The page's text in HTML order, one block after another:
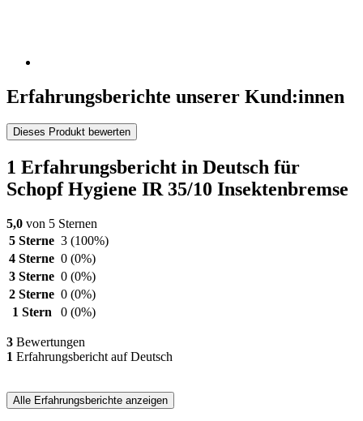
Erfahrungsberichte unserer Kund:innen
Dieses Produkt bewerten
1 Erfahrungsbericht in Deutsch für
Schopf Hygiene IR 35/10 Insektenbremse
5,0 von 5 Sternen
5 Sterne 3 (100%)
4 Sterne 0 (0%)
3 Sterne 0 (0%)
2 Sterne 0 (0%)
1 Stern
0 (0%)
3 Bewertungen
1 Erfahrungsbericht auf Deutsch
Alle Erfahrungsberichte anzeigen